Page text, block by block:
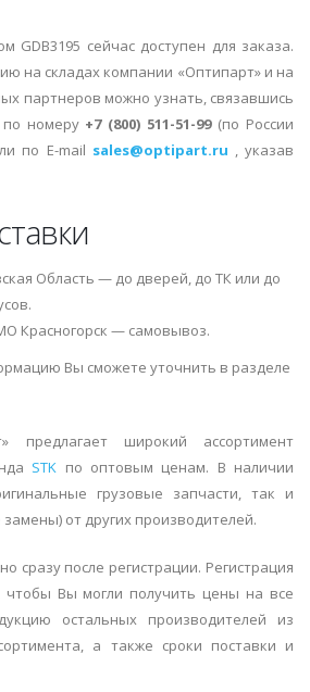
GDB3195 сейчас доступен для заказа.
на складах компании «Оптипарт» и на
партнеров можно узнать, связавшись
номеру +7 (800) 511-51-99(по России
по E-mail sales@optipart.ru , указав
Область — до дверей, до ТК или до
Красногорск — самовывоз.
Вы сможете уточнить в разделе
предлагает широкий ассортимент
STK по оптовым ценам. В наличии
грузовые запчасти, так и
от других производителей.
сразу после регистрации. Регистрация
чтобы Вы могли получить цены на все
остальных производителей из
а также сроки поставки и